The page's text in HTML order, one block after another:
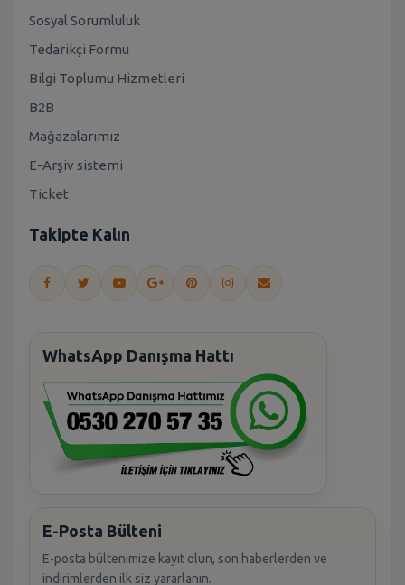
Sosyal Sorumluluk
Tedarikçi Formu
Bilgi Toplumu Hizmetleri
B2B
Mağazalarımız
E-Arşiv sistemi
Ticket
Takipte Kalın
WhatsApp Danışma Hattı
E-Posta Bülteni
E-posta bültenimize kayıt olun, son haberlerden ve
indirimlerden ilk siz yararlanın.